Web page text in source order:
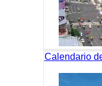
Calendario